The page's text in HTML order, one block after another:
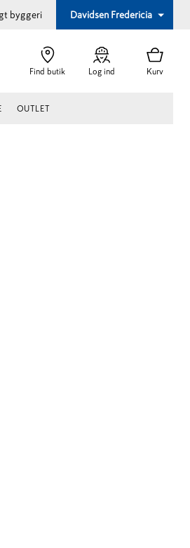
byggeri Davidsen Fredericia
Find butik Log ind Kurv
OUTLET